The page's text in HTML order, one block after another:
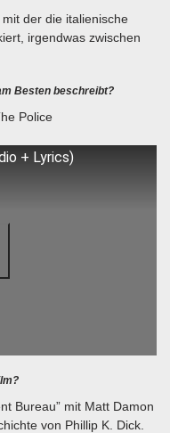
der die italienische
irgendwas zwischen
Besten beschreibt?
Police
+ Lyrics)
Bureau” mit Matt Damon
von Phillip K. Dick.